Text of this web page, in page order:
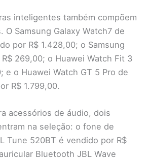
inteligentes também compõem
O Samsung Galaxy Watch7 de
por R$ 1.428,00; o Samsung
269,00; o Huawei Watch Fit 3
e o Huawei Watch GT 5 Pro de
R$ 1.799,00.
acessórios de áudio, dois
na seleção: o fone de
Tune 520BT é vendido por R$
Bluetooth JBL Wave